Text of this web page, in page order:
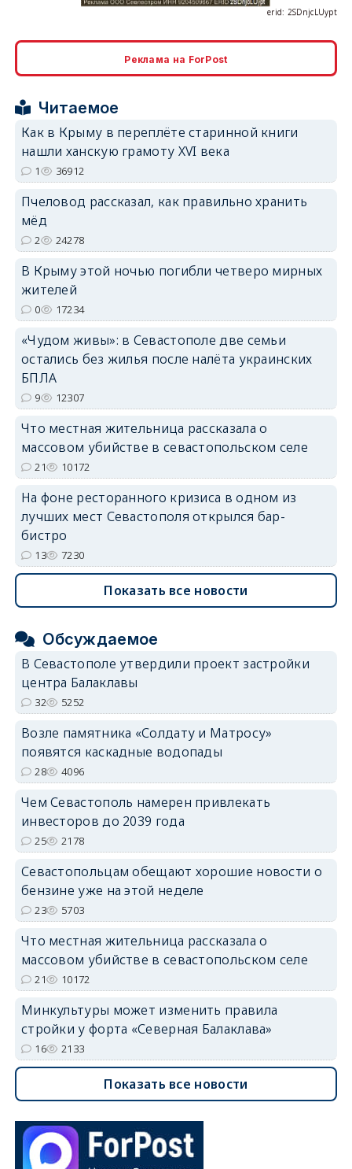
erid: 2SDnjcrDNw6
Реклама на ForPost
Читаемое
Как в Крыму в переплёте старинной книги
нашли ханскую грамоту XVI века
1 36912
Пчеловод рассказал, как правильно хранить
мёд
2 24278
В Крыму этой ночью погибли четверо мирных
жителей
0 17234
«Чудом живы»: в Севастополе две семьи
остались без жилья после налёта украинских
БПЛА
9 12307
Что местная жительница рассказала о
массовом убийстве в севастопольском селе
21 10172
На фоне ресторанного кризиса в одном из
лучших мест Севастополя открылся бар-
бистро
13 7230
Показать все новости
Обсуждаемое
В Севастополе утвердили проект застройки
центра Балаклавы
32 5252
Возле памятника «Солдату и Матросу»
появятся каскадные водопады
28 4096
Чем Севастополь намерен привлекать
инвесторов до 2039 года
25 2178
Севастопольцам обещают хорошие новости о
бензине уже на этой неделе
23 5703
Что местная жительница рассказала о
массовом убийстве в севастопольском селе
21 10172
Минкультуры может изменить правила
стройки у форта «Северная Балаклава»
16 2133
Показать все новости